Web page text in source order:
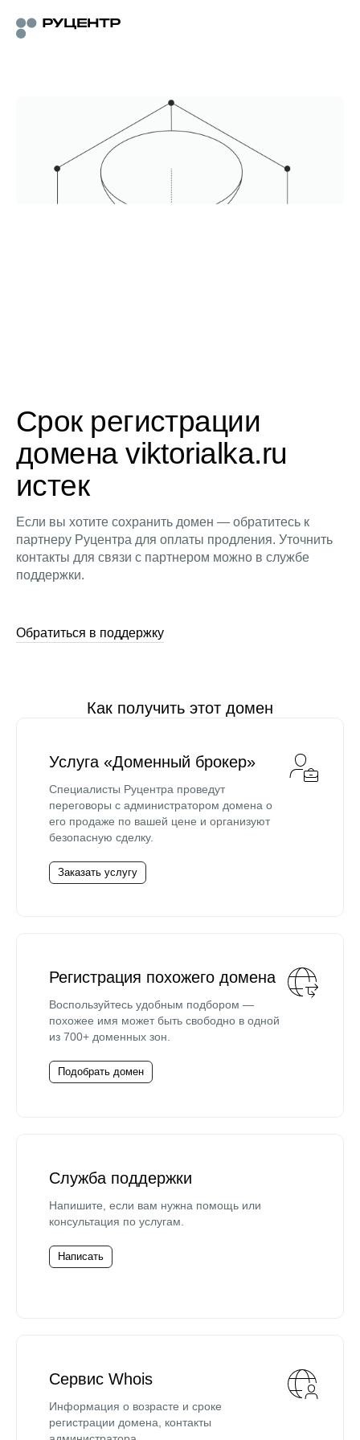
Срок регистрации
домена viktorialka.ru
истек
Если вы хотите сохранить домен — обратитесь к
партнеру Руцентра для оплаты продления. Уточнить
контакты для связи с партнером можно в службе
поддержки.
Обратиться в поддержку
Как получить этот домен
Услуга «Доменный брокер»
Специалисты Руцентра проведут
переговоры с администратором домена о
его продаже по вашей цене и организуют
безопасную сделку.
Заказать услугу
Регистрация похожего домена
Воспользуйтесь удобным подбором —
похожее имя может быть свободно в одной
из 700+ доменных зон.
Подобрать домен
Служба поддержки
Напишите, если вам нужна помощь или
консультация по услугам.
Написать
Сервис Whois
Информация о возрасте и сроке
регистрации домена, контакты